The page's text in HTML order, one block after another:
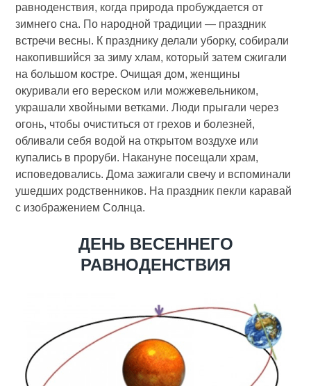
равноденствия, когда природа пробуждается от
зимнего сна. По народной традиции — праздник
встречи весны. К празднику делали уборку, собирали
накопившийся за зиму хлам, который затем сжигали
на большом костре. Очищая дом, женщины
окуривали его вереском или можжевельником,
украшали хвойными ветками. Люди прыгали через
огонь, чтобы очиститься от грехов и болезней,
обливали себя водой на открытом воздухе или
купались в проруби. Накануне посещали храм,
исповедовались. Дома зажигали свечу и вспоминали
ушедших родственников. На праздник пекли каравай
с изображением Солнца.
ДЕНЬ ВЕСЕННЕГО
РАВНОДЕНСТВИЯ